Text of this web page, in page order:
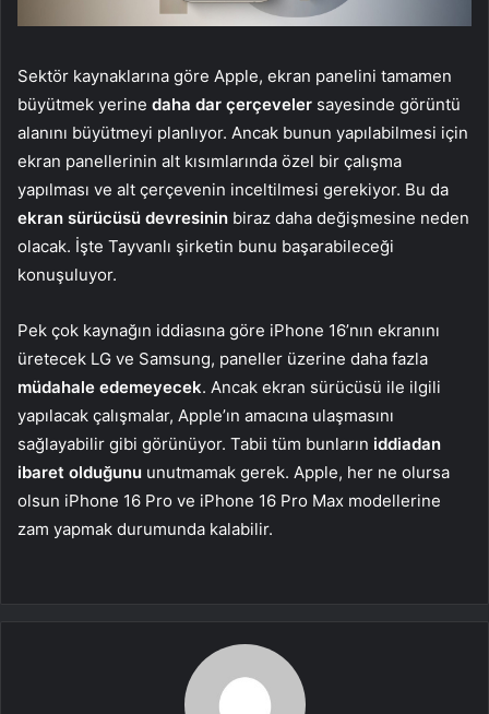
Sektör kaynaklarına göre Apple, ekran panelini tamamen
büyütmek yerine daha dar çerçeveler sayesinde görüntü
alanını büyütmeyi planlıyor. Ancak bunun yapılabilmesi için
ekran panellerinin alt kısımlarında özel bir çalışma
yapılması ve alt çerçevenin inceltilmesi gerekiyor. Bu da
ekran sürücüsü devresinin biraz daha değişmesine neden
olacak. İşte Tayvanlı şirketin bunu başarabileceği
konuşuluyor.
Pek çok kaynağın iddiasına göre iPhone 16’nın ekranını
üretecek LG ve Samsung, paneller üzerine daha fazla
müdahale edemeyecek. Ancak ekran sürücüsü ile ilgili
yapılacak çalışmalar, Apple’ın amacına ulaşmasını
sağlayabilir gibi görünüyor. Tabii tüm bunların iddiadan
ibaret olduğunu unutmamak gerek. Apple, her ne olursa
olsun iPhone 16 Pro ve iPhone 16 Pro Max modellerine
zam yapmak durumunda kalabilir.